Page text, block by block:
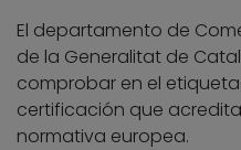
El departamento de
de la Generalitat de
comprobar en el
certificación que
normativa europea.